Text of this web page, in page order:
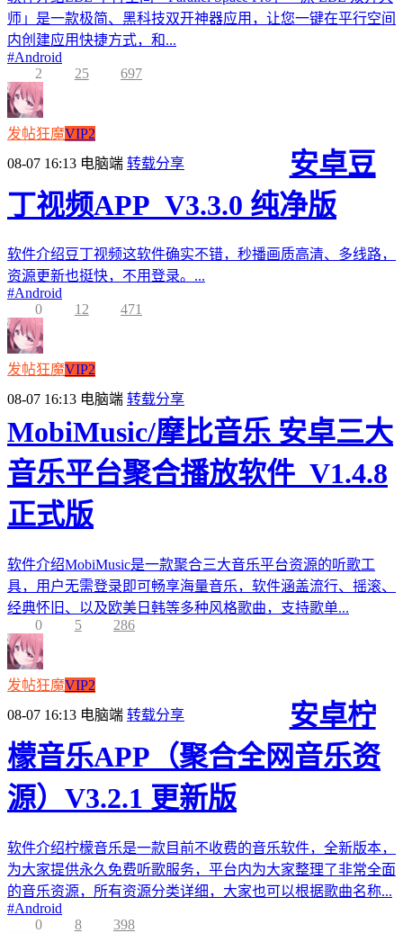
师」是一款极简、黑科技双开神器应用，让您一键在平行空间
内创建应用快捷方式，和...
#Android
2
25 697
发帖狂魔VIP2
08-07 16:13 电脑端 转载分享
安卓豆
丁视频APP_V3.3.0 纯净版
软件介绍豆丁视频这软件确实不错，秒播画质高清、多线路，
资源更新也挺快，不用登录。...
#Android
0
12 471
发帖狂魔VIP2
08-07 16:13 电脑端 转载分享
MobiMusic/摩比音乐 安卓三大
音乐平台聚合播放软件_V1.4.8
正式版
软件介绍MobiMusic是一款聚合三大音乐平台资源的听歌工
具，用户无需登录即可畅享海量音乐，软件涵盖流行、摇滚、
经典怀旧、以及欧美日韩等多种风格歌曲，支持歌单...
0
5 286
发帖狂魔VIP2
08-07 16:13 电脑端 转载分享
安卓柠
檬音乐APP（聚合全网音乐资
源）V3.2.1 更新版
软件介绍柠檬音乐是一款目前不收费的音乐软件，全新版本，
为大家提供永久免费听歌服务，平台内为大家整理了非常全面
的音乐资源，所有资源分类详细，大家也可以根据歌曲名称...
#Android
0
8 398